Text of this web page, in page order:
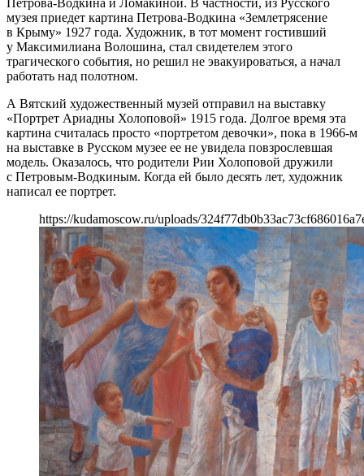
Петрова-Водкина и Ломакиной. В частности, из Русского
музея приедет картина Петрова-Водкина «Землетрясение
в Крыму» 1927 года. Художник, в тот момент гостивший
у Максимилиана Волошина, стал свидетелем этого
трагического события, но решил не эвакуироваться, а начал
работать над полотном.
А Вятский художественный музей отправил на выставку
«Портрет Ариадны Холоповой» 1915 года. Долгое время эта
картина считалась просто «портретом девочки», пока в 1966-м
на выставке в Русском музее ее не увидела повзрослевшая
модель. Оказалось, что родители Рии Холоповой дружили
с Петровым-Водкиным. Когда ей было десять лет, художник
написал ее портрет.
https://kudamoscow.ru/uploads/